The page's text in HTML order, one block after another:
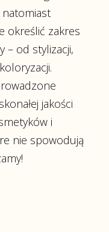
natomiast
określić zakres
– od stylizacji,
jakości
i
nie spowodują